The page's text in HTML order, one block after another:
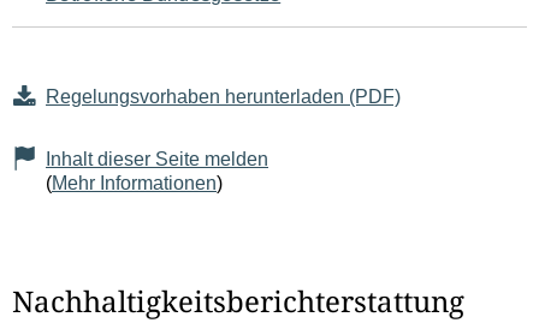
Regelungsvorhaben herunterladen (PDF)
Inhalt dieser Seite melden
(Mehr Informationen)
Nachhaltigkeitsberichterstattung